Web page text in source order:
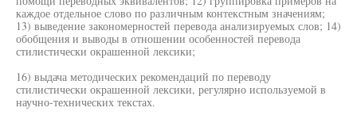
каждое отдельное слово по различным контекстным значениям;
13) выведение закономерностей перевода анализируемых слов; 14)
обобщения и выводы в отношении особенностей перевода
стилистически окрашенной лексики;
16) выдача методических рекомендаций по переводу
стилистически окрашенной лексики, регулярно используемой в
научно-технических текстах.